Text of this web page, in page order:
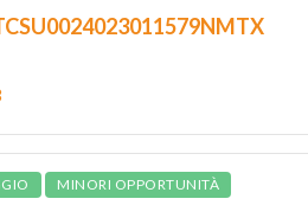
MINORI OPPORTUNITÀ